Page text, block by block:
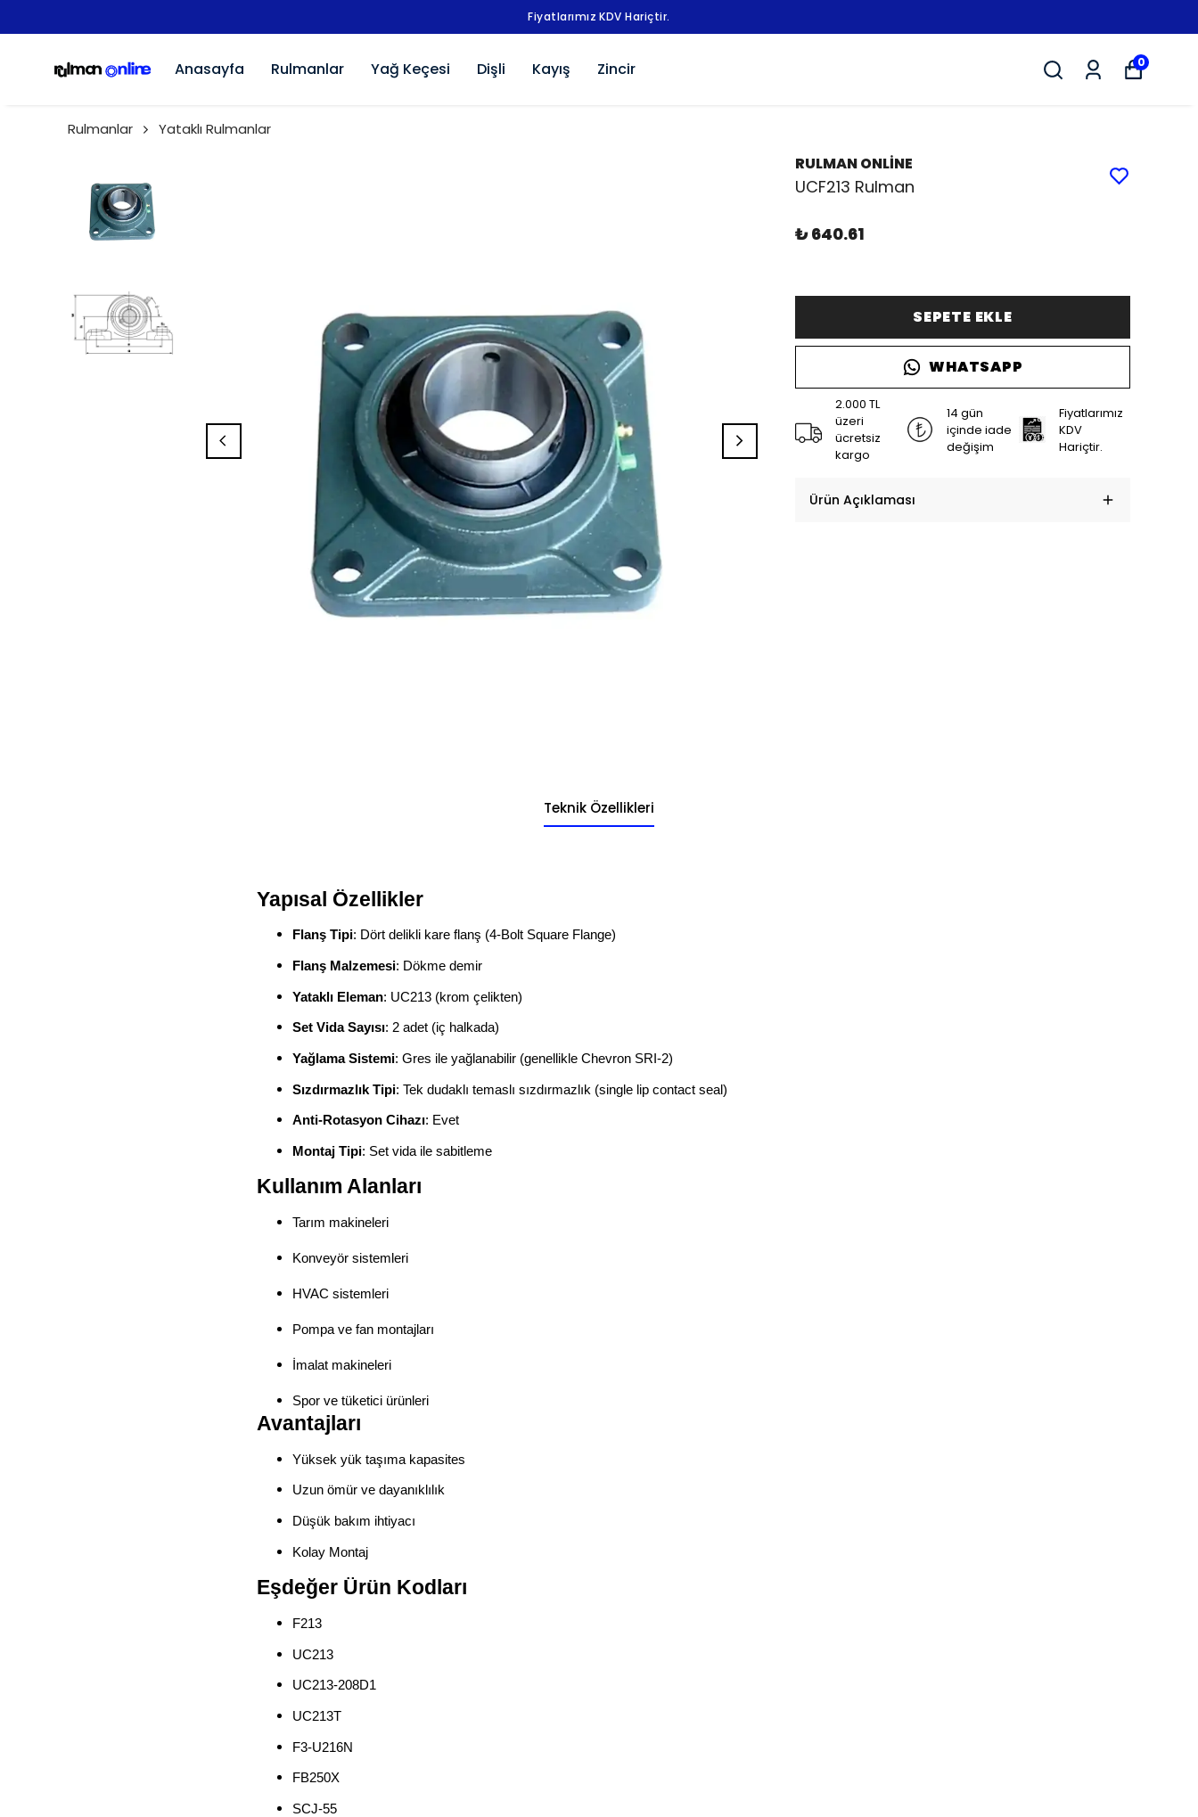
Fiyatlarımız KDV Hariçtir.
Anasayfa Rulmanlar Yağ Keçesi Dişli Kayış Zincir 0
Rulmanlar Yataklı Rulmanlar
RULMAN ONLİNE
UCF213 Rulman
₺ 640.61
SEPETE EKLE
WHATSAPP
2.000 TL
üzeri
ücretsiz
kargo
14 gün
içinde iade
değişim
Fiyatlarımız
KDV
Hariçtir.
Ürün Açıklaması
Teknik Özellikleri
Yapısal Özellikler
Flanş Tipi: Dört delikli kare flanş (4-Bolt Square Flange)
Flanş Malzemesi: Dökme demir
Yataklı Eleman: UC213 (krom çelikten)
Set Vida Sayısı: 2 adet (iç halkada)
Yağlama Sistemi: Gres ile yağlanabilir (genellikle Chevron SRI-2)
Sızdırmazlık Tipi: Tek dudaklı temaslı sızdırmazlık (single lip contact seal)
Anti-Rotasyon Cihazı: Evet
Montaj Tipi: Set vida ile sabitleme
Kullanım Alanları
Tarım makineleri
Konveyör sistemleri
HVAC sistemleri
Pompa ve fan montajları
İmalat makineleri
Spor ve tüketici ürünleri
Avantajları
Yüksek yük taşıma kapasites
Uzun ömür ve dayanıklılık
Düşük bakım ihtiyacı
Kolay Montaj
Eşdeğer Ürün Kodları
F213
UC213
UC213-208D1
UC213T
F3-U216N
FB250X
SCJ-55